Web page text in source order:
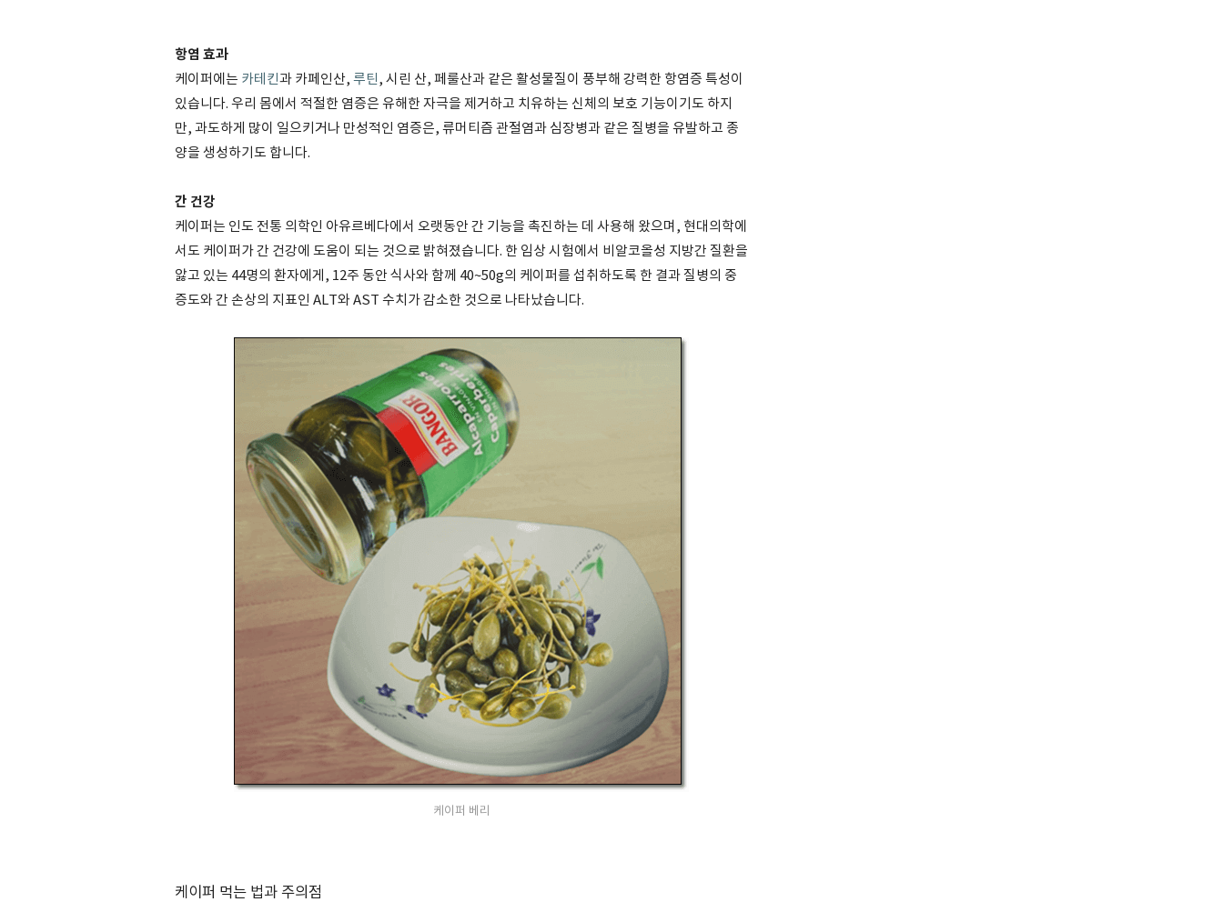
항염 효과
케이퍼에는 카테킨과 카페인산, 루틴, 시린 산, 페룰산과 같은 활성물질이 풍부해 강력한 항염증 특성이
있습니다. 우리 몸에서 적절한 염증은 유해한 자극을 제거하고 치유하는 신체의 보호 기능이기도 하지
만, 과도하게 많이 일으키거나 만성적인 염증은, 류머티즘 관절염과 심장병과 같은 질병을 유발하고 종
양을 생성하기도 합니다.
간 건강
케이퍼는 인도 전통 의학인 아유르베다에서 오랫동안 간 기능을 촉진하는 데 사용해 왔으며, 현대의학에
서도 케이퍼가 간 건강에 도움이 되는 것으로 밝혀졌습니다. 한 임상 시험에서 비알코올성 지방간 질환을
앓고 있는 44명의 환자에게, 12주 동안 식사와 함께 40~50g의 케이퍼를 섭취하도록 한 결과 질병의 중
증도와 간 손상의 지표인 ALT와 AST 수치가 감소한 것으로 나타났습니다.
케이퍼 베리
케이퍼 먹는 법과 주의점